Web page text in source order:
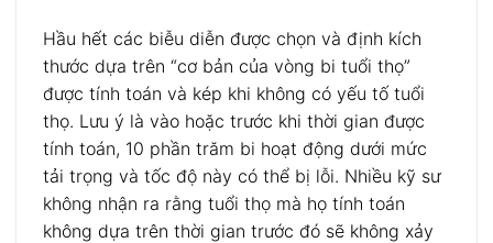
Hầu hết các biễu diễn được chọn và định kích
thước dựa trên “cơ bản của vòng bi tuổi thọ”
được tính toán và kép khi không có yếu tố tuổi
thọ. Lưu ý là vào hoặc trước khi thời gian được
tính toán, 10 phần trăm bi hoạt động dưới mức
tải trọng và tốc độ này có thể bị lỗi. Nhiều kỹ sư
không nhận ra rằng tuổi thọ mà họ tính toán
không dựa trên thời gian trước đó sẽ không xảy